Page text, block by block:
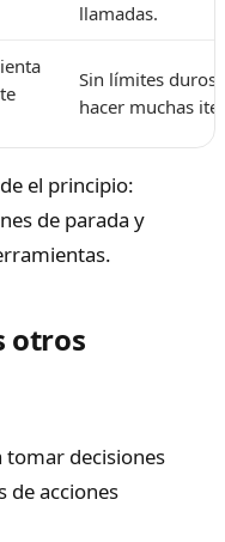
llamadas.
Sin límites duros,
hacer muchas
el principio:
de parada y
otros
tomar decisiones
de acciones